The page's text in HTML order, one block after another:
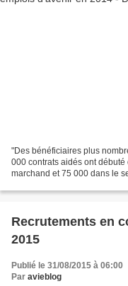
"Des bénéficiaires plus
000 contrats aidés ont
marchand et 75 000 dans le
Recrutements en
2015
Publié le 31/08/2015 à 06:00
Par avieblog